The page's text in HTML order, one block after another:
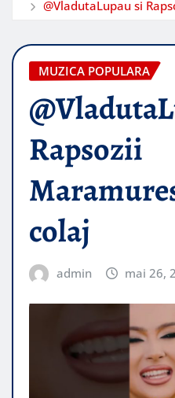
@VladutaLupau si
MUZICA POPULARA
Rapsozii
colaj
admin mai 26,